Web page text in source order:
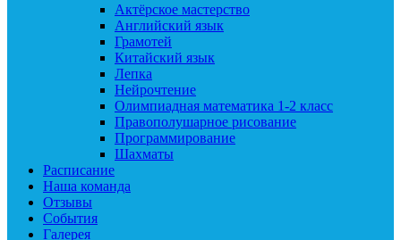
Актёрское мастерство
Английский язык
Грамотей
Китайский язык
Лепка
Нейрочтение
Олимпиадная математика 1-2 класс
Правополушарное рисование
Программирование
Шахматы
Расписание
Наша команда
Отзывы
События
Галерея